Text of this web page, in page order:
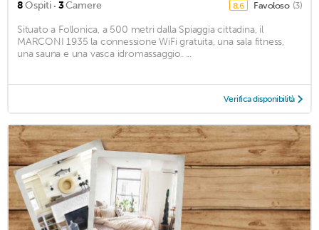
8Ospiti · 3Camere 8,6 Favoloso (3)
Situato a Follonica, a 500 metri dalla Spiaggia cittadina, il
MARCONI 1935 la connessione WiFi gratuita, una sala fitness,
una sauna e una vasca idromassaggio. ...
Verifica disponibilità